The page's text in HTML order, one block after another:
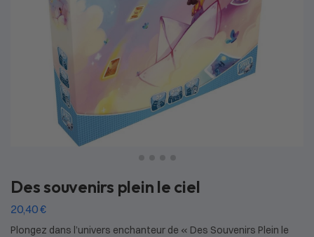
Des souvenirs plein le ciel
20,40€
Plongez dans l’univers enchanteur de « Des Souvenirs Plein le